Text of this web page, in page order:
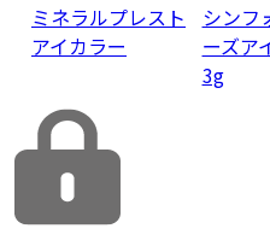
ミネラルプレスト
アイカラー
シンフ
ーズア
3g